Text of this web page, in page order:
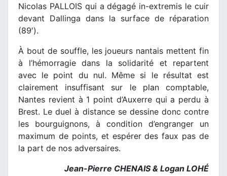
Nicolas PALLOIS qui a dégagé in-extremis le cuir
devant Dallinga dans la surface de réparation
(89′).
À bout de souffle, les joueurs nantais mettent fin
à l’hémorragie dans la solidarité et repartent
avec le point du nul. Même si le résultat est
clairement insuffisant sur le plan comptable,
Nantes revient à 1 point d’Auxerre qui a perdu à
Brest. Le duel à distance se dessine donc contre
les bourguignons, à condition d’engranger un
maximum de points, et espérer des faux pas de
la part de nos adversaires.
Jean-Pierre CHENAIS & Logan LOHÉ